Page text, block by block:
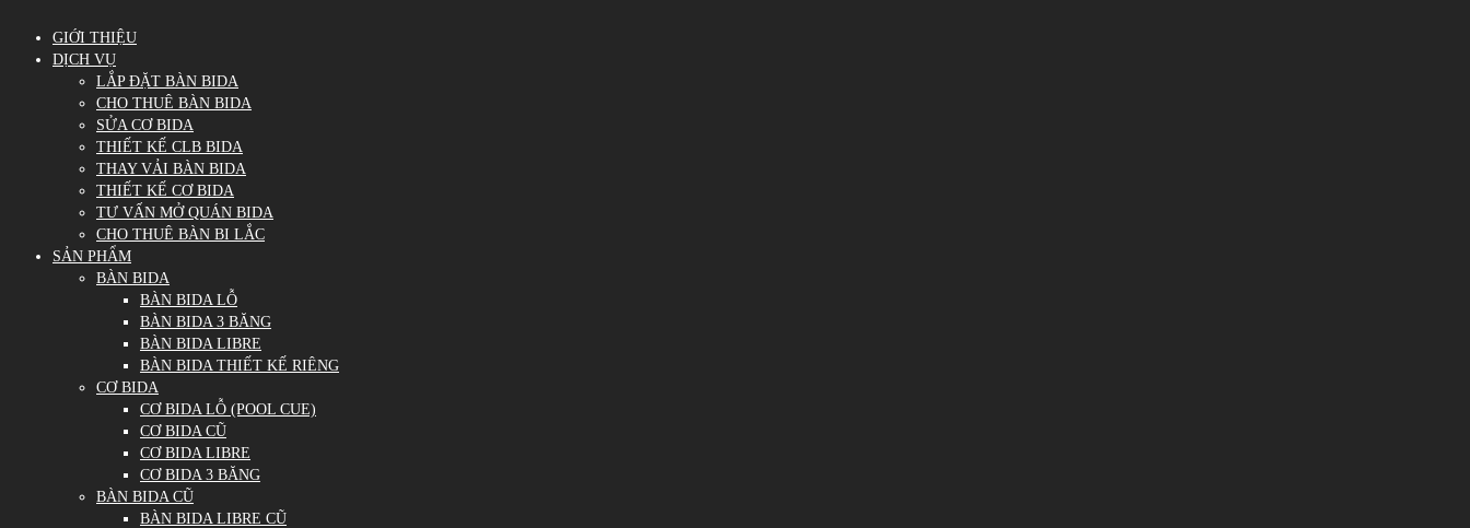
GIỚI THIỆU
DỊCH VỤ
LẮP ĐẶT BÀN BIDA
CHO THUÊ BÀN BIDA
SỬA CƠ BIDA
THIẾT KẾ CLB BIDA
THAY VẢI BÀN BIDA
THIẾT KẾ CƠ BIDA
TƯ VẤN MỞ QUÁN BIDA
CHO THUÊ BÀN BI LẮC
SẢN PHẨM
BÀN BIDA
BÀN BIDA LỖ
BÀN BIDA 3 BĂNG
BÀN BIDA LIBRE
BÀN BIDA THIẾT KẾ RIÊNG
CƠ BIDA
CƠ BIDA LỖ (POOL CUE)
CƠ BIDA CŨ
CƠ BIDA LIBRE
CƠ BIDA 3 BĂNG
BÀN BIDA CŨ
BÀN BIDA LIBRE CŨ